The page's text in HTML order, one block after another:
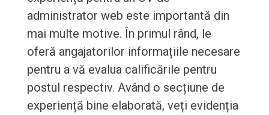
administrator web este importantă din
mai multe motive. În primul rând, le
oferă angajatorilor informațiile necesare
pentru a vă evalua calificările pentru
postul respectiv. Având o secțiune de
experiență bine elaborată, veți evidenția